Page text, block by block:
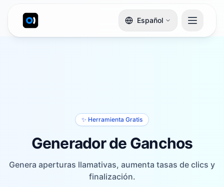
Español
✨ Herramienta Gratis
Generador de Ganchos
Genera aperturas llamativas, aumenta tasas de clics y
finalización.